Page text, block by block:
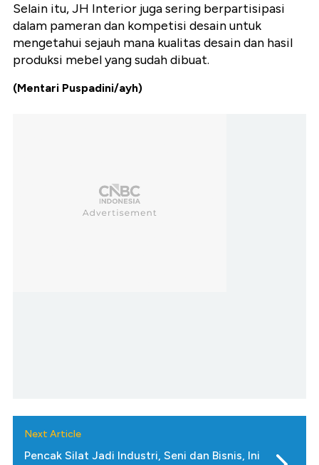
Selain itu, JH Interior juga sering berpartisipasi
dalam pameran dan kompetisi desain untuk
mengetahui sejauh mana kualitas desain dan hasil
produksi mebel yang sudah dibuat.
(Mentari Puspadini/ayh)
Next Article
Pencak Silat Jadi Industri, Seni dan Bisnis, Ini